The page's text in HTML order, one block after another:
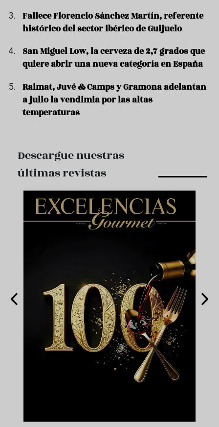
Fallece Florencio Sánchez Martín, referente
histórico del sector ibérico de Guijuelo
San Miguel Low, la cerveza de 2,7 grados que
quiere abrir una nueva categoría en España
Raimat, Juvé & Camps y Gramona adelantan
a julio la vendimia por las altas
temperaturas
Descargue nuestras
últimas revistas